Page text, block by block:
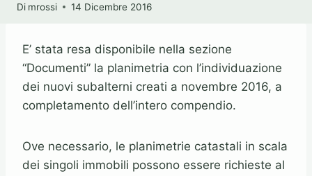
Di mrossi 14 Dicembre 2016
E’ stata resa disponibile nella sezione
“Documenti” la planimetria con l’individuazione
dei nuovi subalterni creati a novembre 2016, a
completamento dell’intero compendio.
Ove necessario, le planimetrie catastali in scala
dei singoli immobili possono essere richieste al